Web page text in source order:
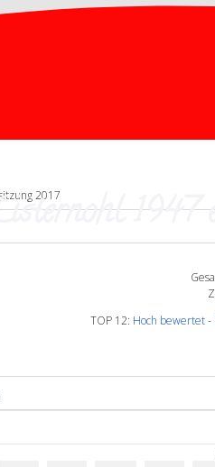
1947
2017
TOP 12: Hoch bewertet-